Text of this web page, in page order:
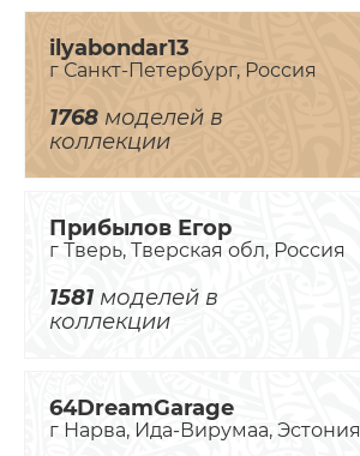
ilyabondar13
г Санкт-Петербург, Россия
1768 моделей в
коллекции
Прибылов Егор
г Тверь, Тверская обл, Россия
1581 моделей в
коллекции
64DreamGarage
г Нарва, Ида-Вирумаа, Эстония